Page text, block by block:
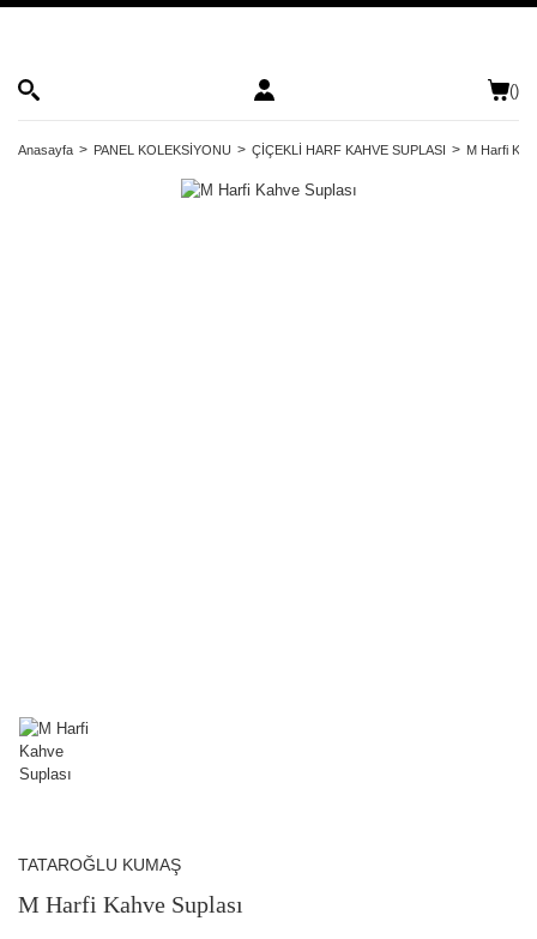
()
Anasayfa PANEL KOLEKSİYONU ÇİÇEKLİ HARF KAHVE SUPLASI M Harfi
TATAROĞLU KUMAŞ
M Harfi Kahve Suplası